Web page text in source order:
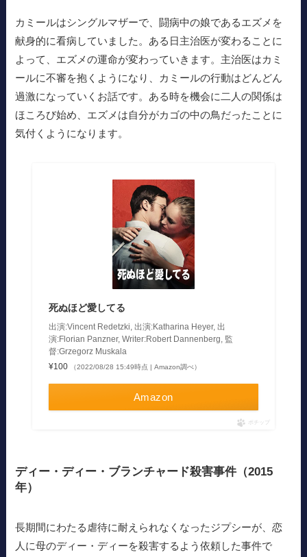
カミールはシングルマザーで、闘病中の娘であるエズメを
献身的に看病していました。ある日主治医が変わることに
よって、エズメの運命が変わっていきます。主治医はカミ
ールに不審を抱くようになり、カミールの行動はどんどん
過激になっていくお話です。ある時を機会に二人の関係は
ほころび始め、エズメは自分がカゴの中の鳥だったことに
気付くようになります。
死ぬほど愛してる
出演:Vincent Redetzki, 出演:Katharina Heyer, 出
演:Florian Panzner, Writer:Robert Dannenberg, 監
督:Grzegorz Muskala
¥100
（2022/08/28 15:49時点 | Amazon調べ）
Amazon
ポチップ
ディー・ディー・ブランチャード殺害事件（2015
年）
長期間にわたる虐待に耐えられなくなったジプシーが、恋
人に母のディー・ディーを殺害するよう依頼した事件で